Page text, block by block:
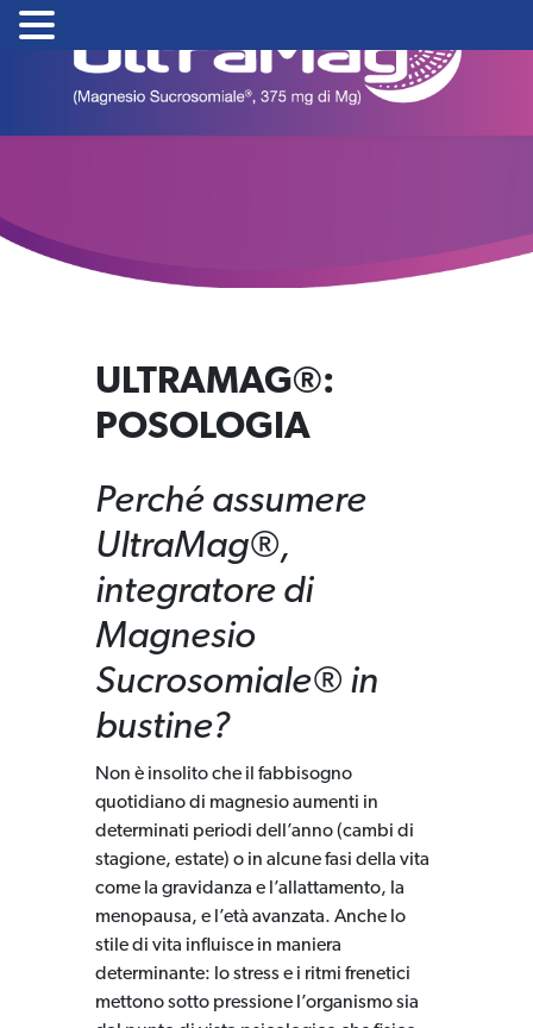
ULTRAMAG®:
POSOLOGIA
Perché assumere
UltraMag®,
integratore di
Magnesio
Sucrosomiale® in
bustine?
Non è insolito che il fabbisogno
quotidiano di magnesio aumenti in
determinati periodi dell’anno (cambi di
stagione, estate) o in alcune fasi della vita
come la gravidanza e l’allattamento, la
menopausa, e l’età avanzata. Anche lo
stile di vita influisce in maniera
determinante: lo stress e i ritmi frenetici
mettono sotto pressione l’organismo sia